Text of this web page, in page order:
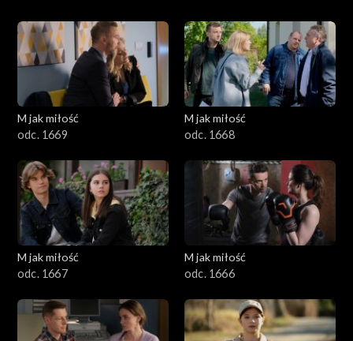
M jak miłość
odc. 1669
M jak miłość
odc. 1668
M jak miłość
odc. 1667
M jak miłość
odc. 1666